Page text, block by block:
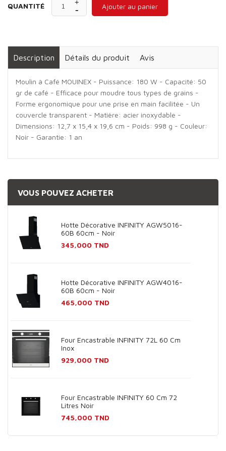
QUANTITÉ Ajouter au panier
Description Détails du produit Avis
Moulin à Café MOUINEX - Puissance: 180 W - Capacité: 50
gr de café - Efficace pour moudre tous types de grains -
Forme ergonomique pour une prise en main facilitée - Un
couvercle transparent - Matière: acier inoxydable -
Dimensions: 12,7 x 15,4 x 19,6 cm - Poids: 998 g - Couleur:
Noir - Garantie: 1 an
VOUS POUVEZ ACHETER
Hotte Décorative INFINITY AGW5016-
60B 60cm - Noir
Prix
345,000 TND
Hotte Décorative INFINITY AGW4016-
60B 60cm - Noir
Prix
465,000 TND
Four Encastrable INFINITY 72L 60 Cm
Inox
Prix
929,000 TND
Four Encastrable INFINITY 60 Cm 72
Litres Noir
Prix
745,000 TND